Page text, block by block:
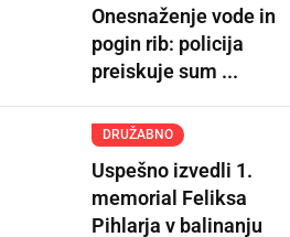
Onesnaženje vode in
pogin rib: policija
preiskuje sum ...
DRUŽABNO
Uspešno izvedli 1.
memorial Feliksa
Pihlarja v balinanju